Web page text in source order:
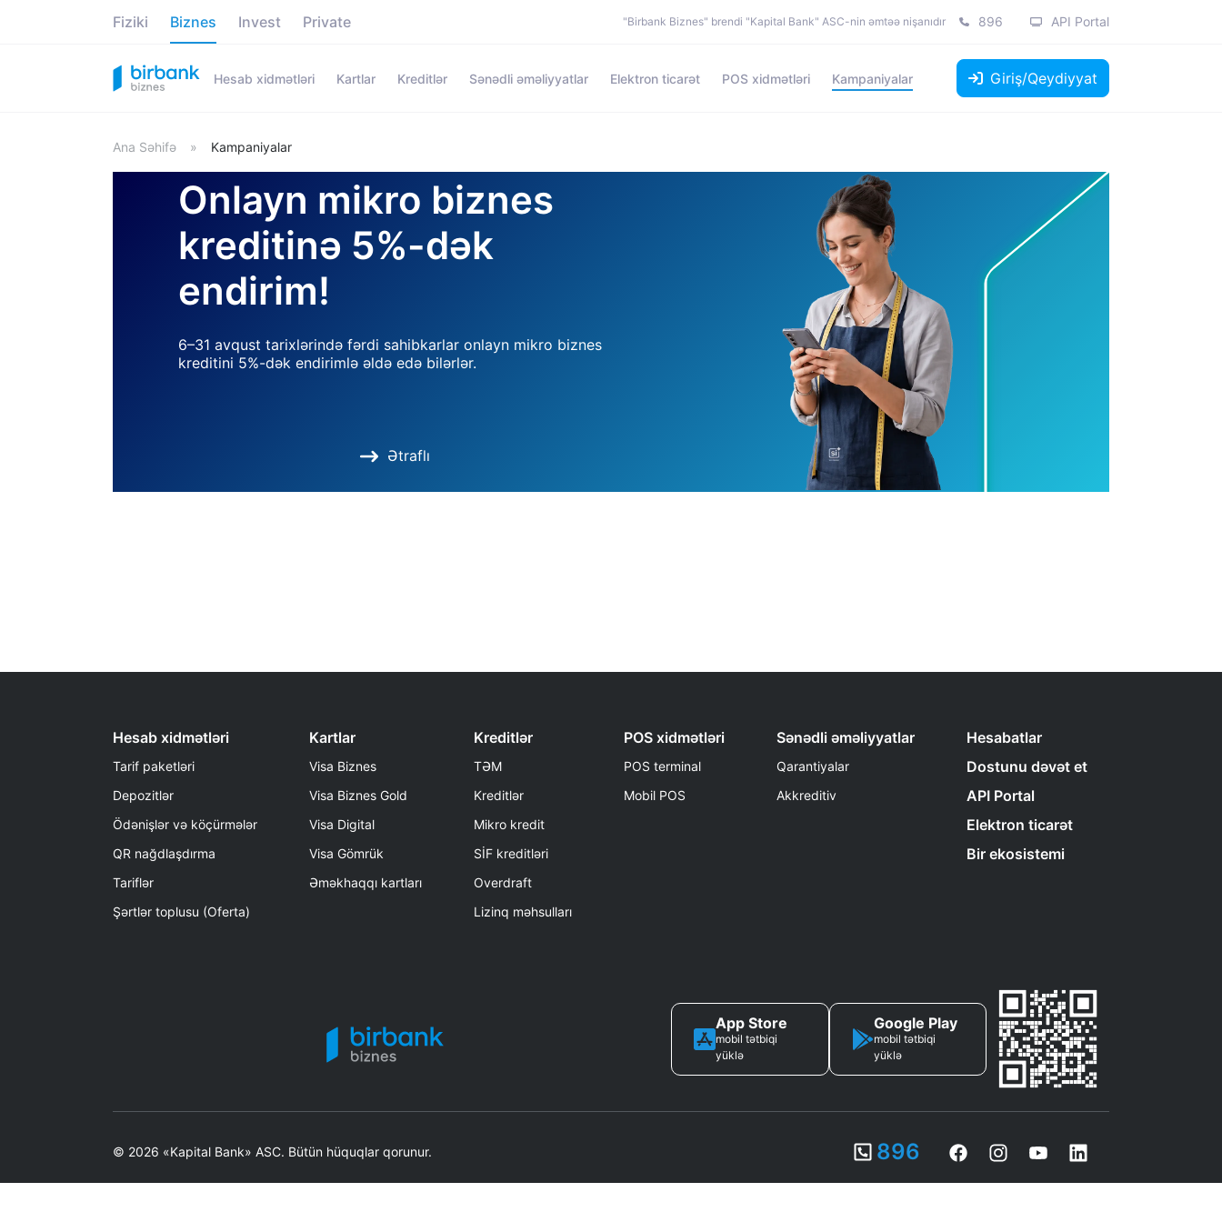
Fiziki Biznes Invest Private "Birbank Biznes" brendi "Kapital Bank" ASC-nin əmtəə nişanıdır 896 API Portal
Hesab xidmətləri Kartlar Kreditlər Sənədli əməliyyatlar Elektron ticarət POS xidmətləri Kampaniyalar Giriş/Qeydiyyat
Ana Səhifə » Kampaniyalar
Onlayn mikro biznes
kreditinə 5%-dək
endirim!
6–31 avqust tarixlərində fərdi sahibkarlar onlayn mikro biznes
kreditini 5%-dək endirimlə əldə edə bilərlər.
Ətraflı
Hesab xidmətləri
Tarif paketləri
Depozitlər
Ödənişlər və köçürmələr
QR nağdlaşdırma
Tariflər
Şərtlər toplusu (Oferta)
Kartlar
Visa Biznes
Visa Biznes Gold
Visa Digital
Visa Gömrük
Əməkhaqqı kartları
Kreditlər
TƏM
Kreditlər
Mikro kredit
SİF kreditləri
Overdraft
Lizinq məhsulları
POS xidmətləri
POS terminal
Mobil POS
Sənədli əməliyyatlar
Qarantiyalar
Akkreditiv
Hesabatlar
Dostunu dəvət et
API Portal
Elektron ticarət
Bir ekosistemi
App Store
mobil tətbiqi
yüklə
Google Play
mobil tətbiqi
yüklə
© 2026 «Kapital Bank» ASC. Bütün hüquqlar qorunur. 896